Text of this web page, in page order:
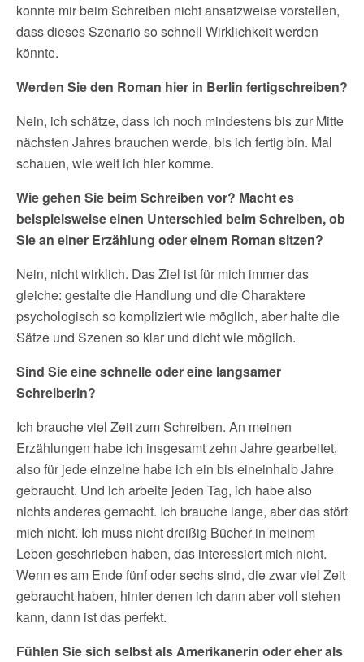
konnte mir beim Schreiben nicht ansatzweise vorstellen,
dass dieses Szenario so schnell Wirklichkeit werden
könnte.
Werden Sie den Roman hier in Berlin fertigschreiben?
Nein, ich schätze, dass ich noch mindestens bis zur Mitte
nächsten Jahres brauchen werde, bis ich fertig bin. Mal
schauen, wie weit ich hier komme.
Wie gehen Sie beim Schreiben vor? Macht es
beispielsweise einen Unterschied beim Schreiben, ob
Sie an einer Erzählung oder einem Roman sitzen?
Nein, nicht wirklich. Das Ziel ist für mich immer das
gleiche: gestalte die Handlung und die Charaktere
psychologisch so kompliziert wie möglich, aber halte die
Sätze und Szenen so klar und dicht wie möglich.
Sind Sie eine schnelle oder eine langsamer
Schreiberin?
Ich brauche viel Zeit zum Schreiben. An meinen
Erzählungen habe ich insgesamt zehn Jahre gearbeitet,
also für jede einzelne habe ich ein bis eineinhalb Jahre
gebraucht. Und ich arbeite jeden Tag, ich habe also
nichts anderes gemacht. Ich brauche lange, aber das stört
mich nicht. Ich muss nicht dreißig Bücher in meinem
Leben geschrieben haben, das interessiert mich nicht.
Wenn es am Ende fünf oder sechs sind, die zwar viel Zeit
gebraucht haben, hinter denen ich dann aber voll stehen
kann, dann ist das perfekt.
Fühlen Sie sich selbst als Amerikanerin oder eher als